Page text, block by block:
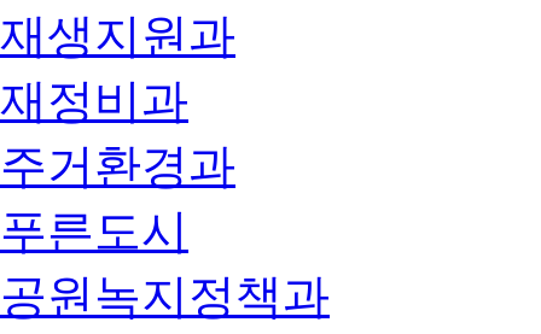
재생지원과
재정비과
주거환경과
푸른도시
공원녹지정책과